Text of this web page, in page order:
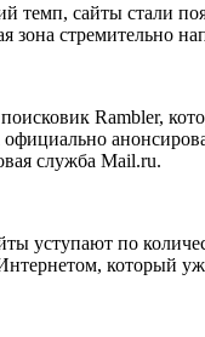
темп, сайты стали
зона стремительно
Rambler,
служба Mail.ru.
уступают по
который